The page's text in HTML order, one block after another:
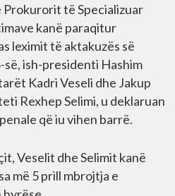
Prokurorit të Specializuar
kanë paraqitur
leximit të aktakuzës së
së, ish-presidenti Hashim
Kadri Veseli dhe Jakup
Rexhep Selimi, u deklaruan
që iu vihen barrë.
Veselit dhe Selimit kanë
më 5 prill mbrojtja e